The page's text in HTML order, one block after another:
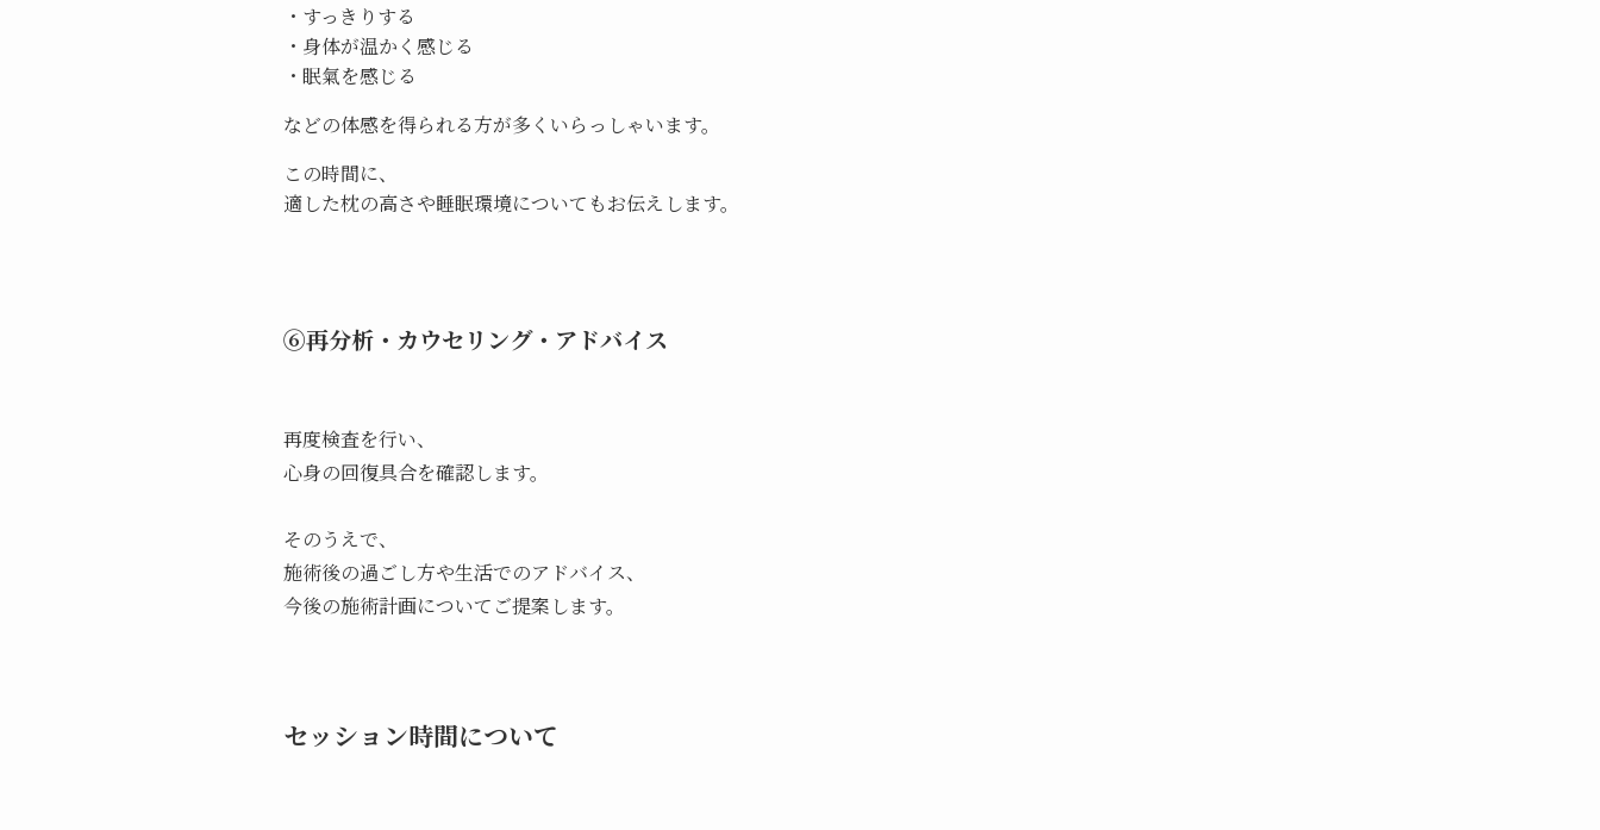
・すっきりする
・身体が温かく感じる
・眠氣を感じる
などの体感を得られる方が多くいらっしゃいます。
この時間に、
適した枕の高さや睡眠環境についてもお伝えします。
⑥再分析・カウセリング・アドバイス
再度検査を行い、
心身の回復具合を確認します。
そのうえで、
施術後の過ごし方や生活でのアドバイス、
今後の施術計画についてご提案します。
セッション時間について